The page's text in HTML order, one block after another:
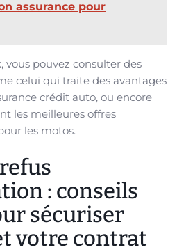
assurance pour
vous pouvez consulter des
celui qui traite des avantages
crédit auto, ou encore
les meilleures offres
les motos.
: conseils
sécuriser
votre contrat